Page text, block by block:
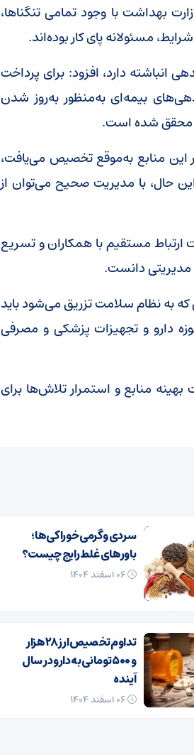
بهداشت با وجود تمامی تنگناها،
مسئولانه پای کار بوده‌اند.
سلامت در حال حاضر حدود ۱۸۰ همت بدهی انباشته دارد، افزود: برای پرداخت
بیمه‌ای به‌منظور به‌روز شدن
این منابع به‌موقع تخصیص می‌یافت،
حال، با مدیریت صحیح می‌توان از
مستقیم با همکاران و تسریع
مدیریتی دانست.
به نظام سلامت تزریق می‌شود باید
دارو و تجهیزات پزشکی و مصرفی
منابع و استمرار تلاش‌ها برای
سردی و گرمی خوراکی‌ها؛
باورهای غلط رایج چیست؟
۰۶ اسفند ۱۴۰۴
تداوم تخصیص ارز ۲۸ هزار
و ۵۰۰ تومانی به دارو در سال
آینده
۰۶ اسفند ۱۴۰۴